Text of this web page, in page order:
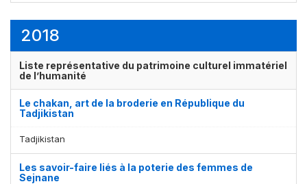
2018
Liste représentative du patrimoine culturel immatériel
de l’humanité
Le chakan, art de la broderie en République du
Tadjikistan
Tadjikistan
Les savoir-faire liés à la poterie des femmes de
Sejnane